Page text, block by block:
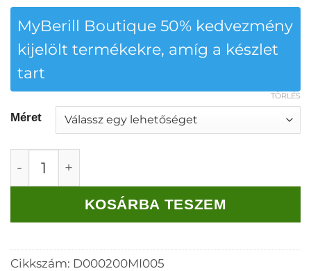
MyBerill Boutique 50% kedvezmény
kijelölt termékekre, amíg a készlet
tart
Méret
TÖRLÉS
Dorina Adele Shimmer szivacsos melltartó
KOSÁRBA TESZEM
Cikkszám: D000200MI005